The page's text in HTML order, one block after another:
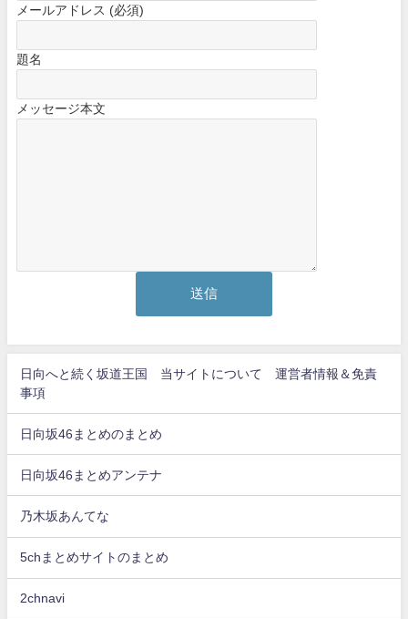
メールアドレス (必須)
題名
メッセージ本文
日向へと続く坂道王国 当サイトについて 運営者情報＆免責
事項
日向坂46まとめのまとめ
日向坂46まとめアンテナ
乃木坂あんてな
5chまとめサイトのまとめ
2chnavi